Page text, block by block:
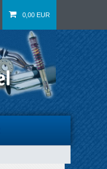
0,00 EUR